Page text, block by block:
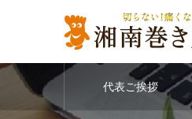
代表ご挨拶